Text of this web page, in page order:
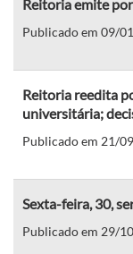
Reitoria emite
Publicado em 09/
Reitoria reedita
universitária;
Publicado em 21/
Sexta-feira, 30,
Publicado em 29/